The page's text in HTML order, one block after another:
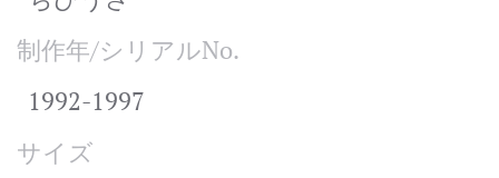
制作年/シリアルNo.
1992-1997
サイズ